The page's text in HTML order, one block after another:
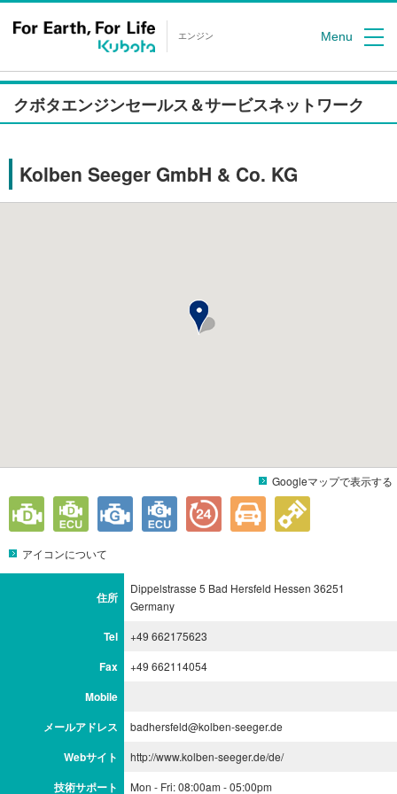
エンジン Menu
クボタエンジンセールス＆サービスネットワーク
Kolben Seeger GmbH & Co. KG
Googleマップで表示する
アイコンについて
住所
Dippelstrasse 5 Bad Hersfeld Hessen 36251
Germany
Tel +49 662175623
Fax +49 662114054
Mobile
メールアドレス
badhersfeld@kolben-seeger.de
Webサイト http://www.kolben-seeger.de/de/
技術サポート Mon - Fri: 08:00am - 05:00pm